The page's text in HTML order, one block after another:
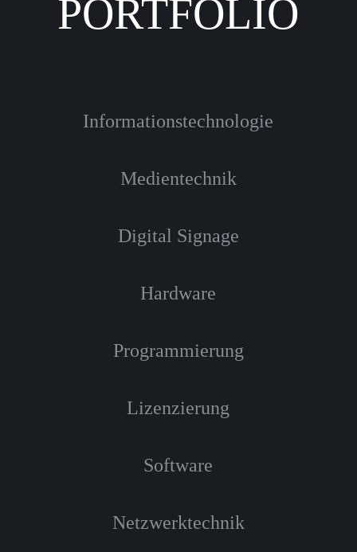
PORTFOLIO
Informationstechnologie
Medientechnik
Digital Signage
Hardware
Programmierung
Lizenzierung
Software
Netzwerktechnik